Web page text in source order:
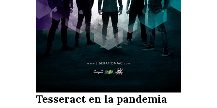
Tesseract en la pandemia